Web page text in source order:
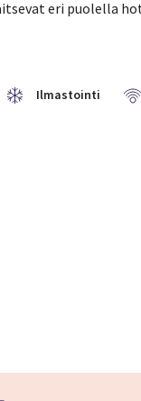
eri puolella
Ilmastointi